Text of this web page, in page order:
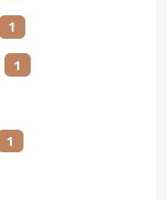
1
1
1